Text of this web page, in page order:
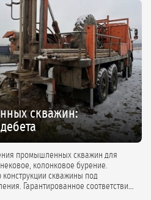
скважин:
промышленных скважин для
скважины под
Гарантированное соответствие